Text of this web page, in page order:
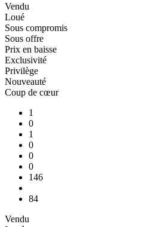
Vendu
Loué
Sous compromis
Sous offre
Prix en baisse
Exclusivité
Privilège
Nouveauté
Coup de cœur
1
0
1
0
0
0
146
84
Vendu